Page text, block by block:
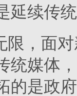
延续传
限，面
统媒体
的是政